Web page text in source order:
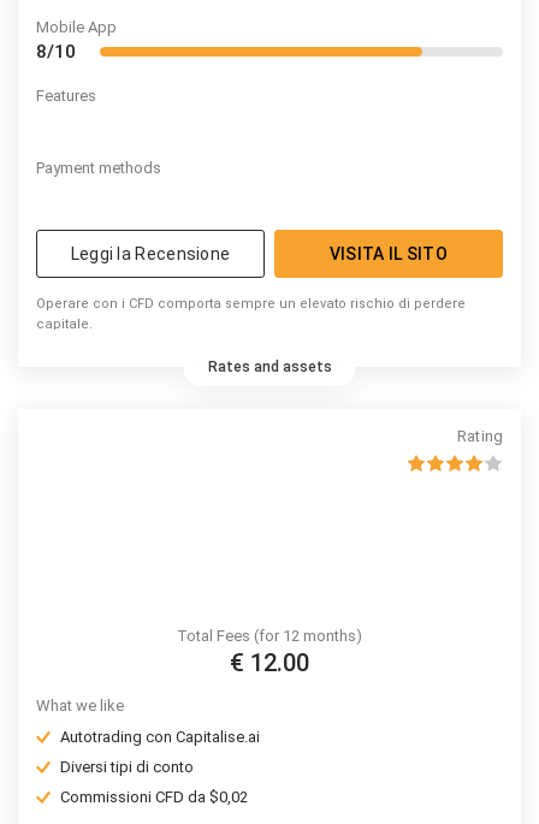
Mobile App
8/10
Features
Payment methods
Leggi la Recensione VISITA IL SITO
Operare con i CFD comporta sempre un elevato rischio di perdere
capitale.
Rates and assets
Rating
Total Fees (for 12 months)
€ 12.00
What we like
Autotrading con Capitalise.ai
Diversi tipi di conto
Commissioni CFD da $0,02